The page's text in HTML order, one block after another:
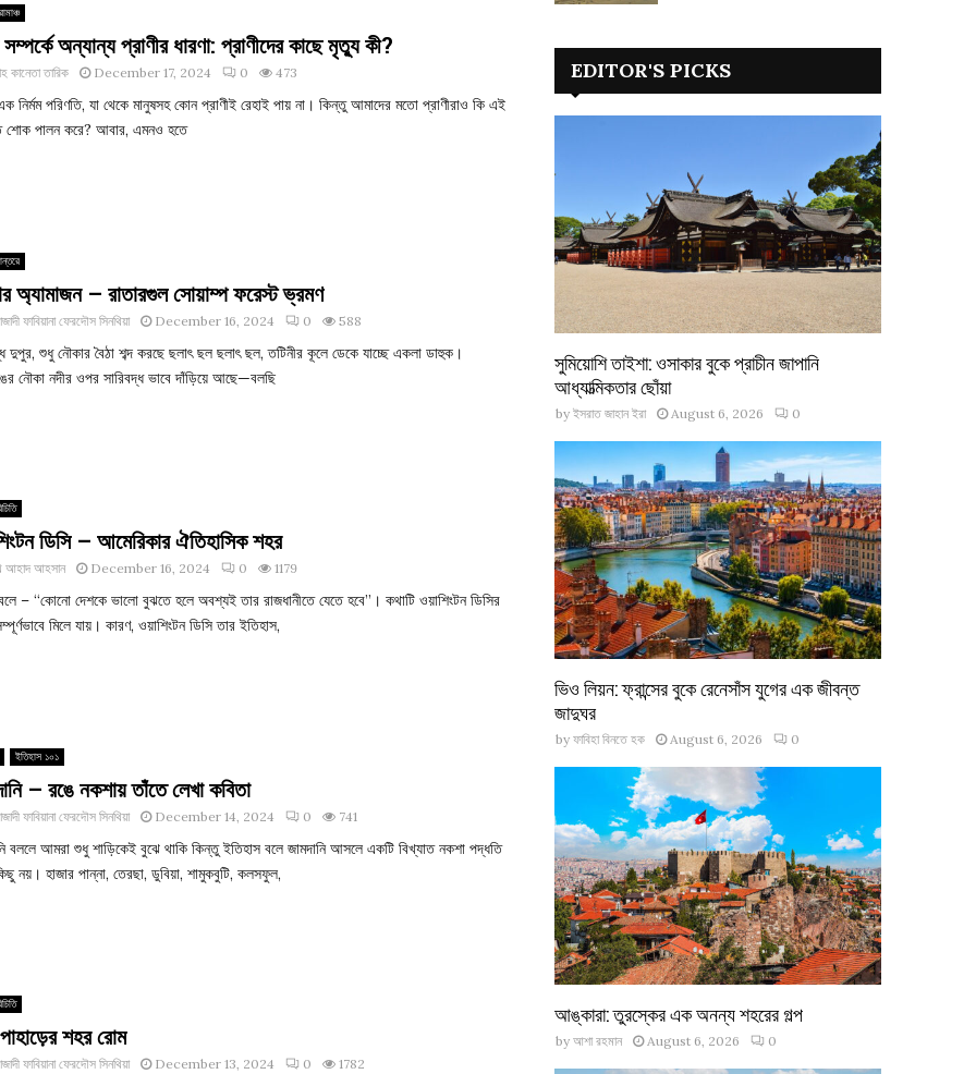
অন্যান্য প্রাণীর ধারণা: প্রাণীদের কাছে মৃত্যু কী?
কানেতা তারিক December 17, 2024 0 473
নির্মম পরিণতি, যা থেকে মানুষসহ কোন প্রাণীই রেহাই পায় না। কিন্তু আমাদের মতো প্রাণীরাও কি এই
শোক পালন করে? আবার, এমনও হতে
অ্যামাজন – রাতারগুল সোয়াম্প ফরেস্ট ভ্রমণ
ফাবিয়ানা ফেরদৌস সিনথিয়া December 16, 2024 0 588
দুপুর, শুধু নৌকার বৈঠা শব্দ করছে ছলাৎ ছল ছলাৎ ছল, তটিনীর কূলে ডেকে যাচ্ছে একলা ডাহুক।
নৌকা নদীর ওপর সারিবদ্ধ ভাবে দাঁড়িয়ে আছে—বলছি
ডিসি – আমেরিকার ঐতিহাসিক শহর
আহাদ আহসান December 16, 2024 0 1179
– “কোনো দেশকে ভালো বুঝতে হলে অবশ্যই তার রাজধানীতে যেতে হবে”। কথাটি ওয়াশিংটন ডিসির
মিলে যায়। কারণ, ওয়াশিংটন ডিসি তার ইতিহাস,
ইতিহাস ১০১
– রঙে নকশায় তাঁতে লেখা কবিতা
ফাবিয়ানা ফেরদৌস সিনথিয়া December 14, 2024 0 741
বললে আমরা শুধু শাড়িকেই বুঝে থাকি কিন্তু ইতিহাস বলে জামদানি আসলে একটি বিখ্যাত নকশা পদ্ধতি
নয়। হাজার পান্না, তেরছা, ডুবিয়া, শামুকবুটি, কলসফুল,
শহর রোম
ফাবিয়ানা ফেরদৌস সিনথিয়া December 13, 2024 0 1782
EDITOR'S PICKS
সুমিয়োশি তাইশা: ওসাকার বুকে প্রাচীন জাপানি
আধ্যাত্মিকতার ছোঁয়া
by ইসরাত জাহান ইরা August 6, 2026 0
ভিও লিয়ন: ফ্রান্সের বুকে রেনেসাঁস যুগের এক জীবন্ত
জাদুঘর
by ফাবিহা বিনতে হক August 6, 2026 0
আঙ্কারা: তুরস্কের এক অনন্য শহরের গল্প
by আশা রহমান August 6, 2026 0